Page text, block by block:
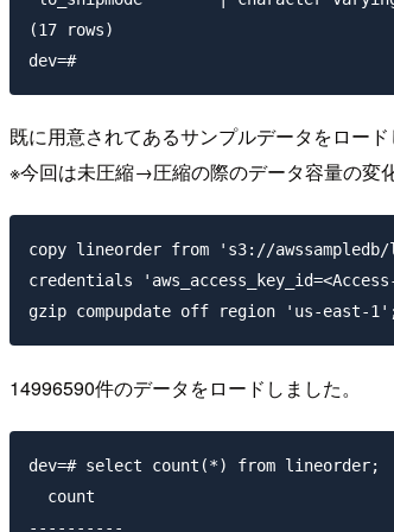
(17 rows)
既に用意されてあるサンプルデータをロード
※今回は未圧縮→圧縮の際のデータ容量の変
copy lineorder from 's3://
credentials
14996590件のデータをロードしました。
dev=# select count(*) from lineorder;
  count
----------